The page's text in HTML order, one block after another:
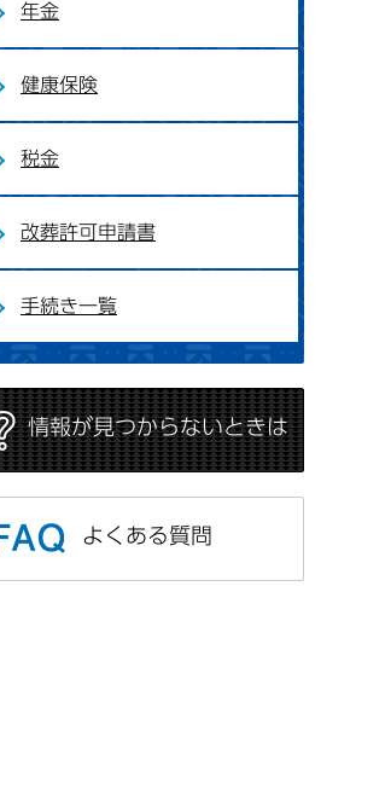
年金
健康保険
税金
改葬許可申請書
手続き一覧
情報が見つからないときは
よくある質問